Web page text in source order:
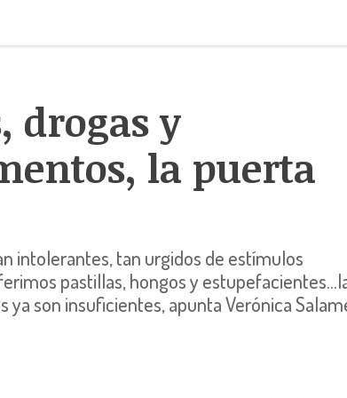
drogas y
la puerta
intolerantes, tan urgidos de estímulos
pastillas, hongos y
ya son insuficientes, apunta Verónica